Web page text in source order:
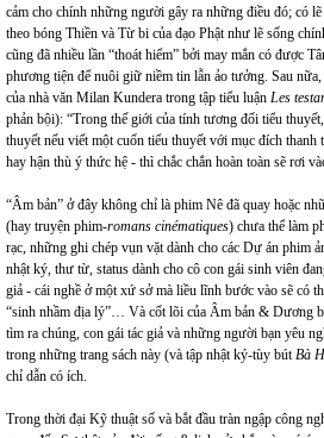
cảm cho chính những người gây ra những điều đó; có
theo bóng Thiền và Từ bi của đạo Phật như lẽ sống
cũng đã nhiều lần “thoát hiểm” bởi may mắn có được
phương tiện để nuôi giữ niềm tin lẫn ảo tưởng. Sau
của nhà văn Milan Kundera trong tập tiểu luận Les
phản bội): “Trong thế giới của tính tương đối tiểu
thuyết nếu viết một cuốn tiểu thuyết với mục đích thanh
hay hận thù ý thức hệ - thì chắc chắn hoàn toàn sẽ rơi
“Âm bản” ở đây không chỉ là phim Nê đã quay hoặc
(hay truyện phim-romans cinématiques) chưa thể làm
rạc, những ghi chép vụn vặt dành cho các Dự án phim
nhật ký, thư từ, status dành cho cô con gái sinh viên
giả - cái nghề ở một xứ sở mà liều lĩnh bước vào sẽ có
“sinh nhầm địa lý”… Và cốt lõi của Âm bản & Dương
tìm ra chúng, con gái tác giả và những người bạn yêu
trong những trang sách này (và tập nhật ký-tùy bútBà
chỉ dẫn có ích.
Trong thời đại Kỹ thuật số và bắt đầu tràn ngập công